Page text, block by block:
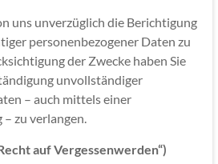
uns unverzüglich die Berichtigung
personenbezogener Daten zu
der Zwecke haben Sie
unvollständiger
– auch mittels einer
zu verlangen.
auf Vergessenwerden“)